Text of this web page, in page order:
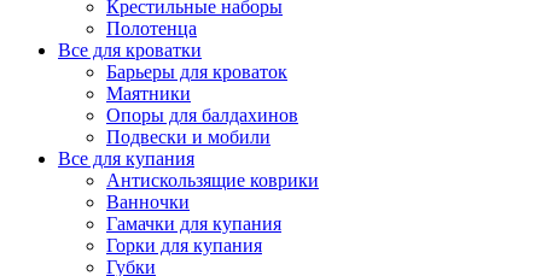
Крестильные наборы
Полотенца
Все для кроватки
Барьеры для кроваток
Маятники
Опоры для балдахинов
Подвески и мобили
Все для купания
Антискользящие коврики
Ванночки
Гамачки для купания
Горки для купания
Губки